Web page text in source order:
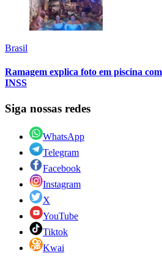
Brasil
Ramagem explica foto em piscina
INSS
Siga nossas redes
WhatsApp
Telegram
Facebook
Instagram
X
YouTube
Tiktok
Kwai